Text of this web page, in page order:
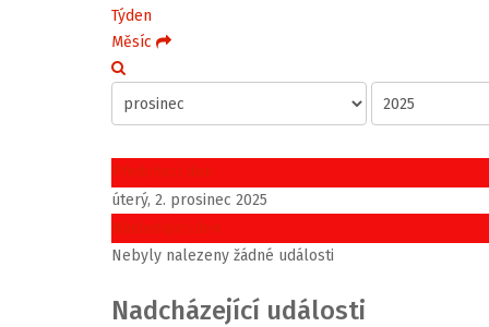
Týden
Měsíc
Předchozí den
úterý, 2. prosinec 2025
Následující den
Nebyly nalezeny žádné události
Nadcházející události